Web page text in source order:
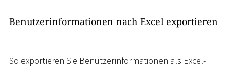
Benutzerinformationen nach Excel exportieren
So exportieren Sie Benutzerinformationen als Excel-